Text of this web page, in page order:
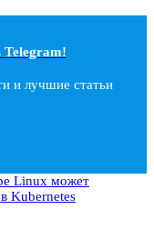
и лучшие статьи
Linux может
Kubernetes